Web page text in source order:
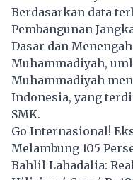
Berdasarkan data
Pembangunan
Dasar dan
Muhammadiyah,
Muhammadiyah
Indonesia, yang
SMK.
Go Internasional!
Melambung 105
Bahlil Lahadalia: